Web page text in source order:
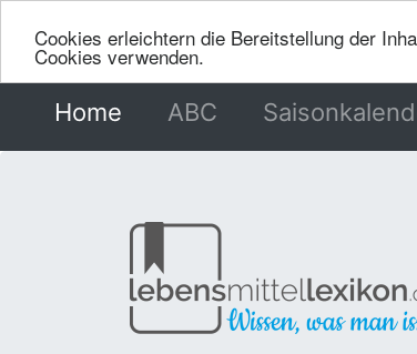
Cookies erleichtern die Bereitstellung der
Cookies verwenden.
Home (current)
ABC